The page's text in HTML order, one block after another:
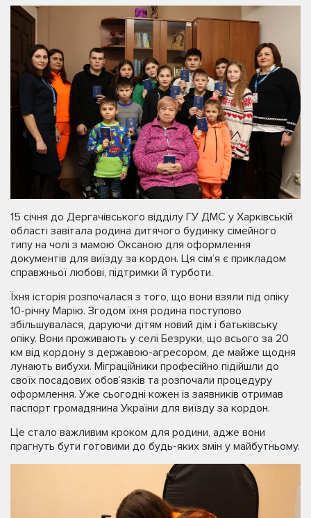
15 січня до Дергачівського відділу ГУ ДМС у Харківській
області завітала родина дитячого будинку сімейного
типу на чолі з мамою Оксаною для оформлення
документів для виїзду за кордон. Ця сім’я є прикладом
справжньої любові, підтримки й турботи.
Їхня історія розпочалася з того, що вони взяли під опіку
10-річну Марію. Згодом їхня родина поступово
збільшувалася, даруючи дітям новий дім і батьківську
опіку. Вони проживають у селі Безруки, що всього за 20
км від кордону з державою-агресором, де майже щодня
лунають вибухи. Міграційники професійно підійшли до
своїх посадових обов’язків та розпочали процедуру
оформлення. Уже сьогодні кожен із заявників отримав
паспорт громадянина України для виїзду за кордон.
Це стало важливим кроком для родини, адже вони
прагнуть бути готовими до будь-яких змін у майбутньому.